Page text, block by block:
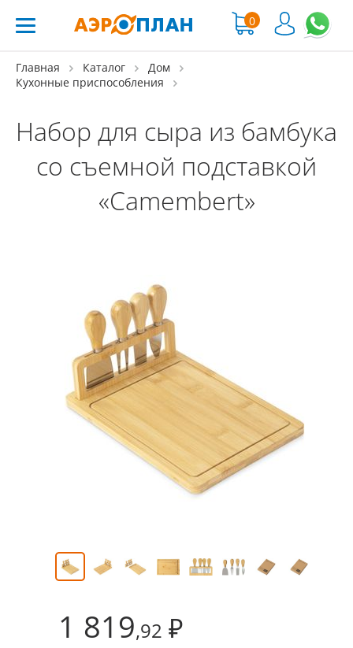
0
Главная Каталог
Дом
Кухонные приспособления
Набор для сыра из бамбука
со съемной подставкой
«Camembert»
1 819,92 ₽